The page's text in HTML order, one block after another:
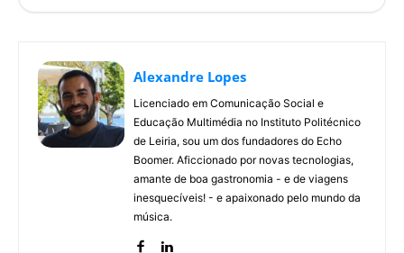
Alexandre Lopes
Licenciado em Comunicação Social e
Educação Multimédia no Instituto Politécnico
de Leiria, sou um dos fundadores do Echo
Boomer. Aficcionado por novas tecnologias,
amante de boa gastronomia - e de viagens
inesquecíveis! - e apaixonado pelo mundo da
música.